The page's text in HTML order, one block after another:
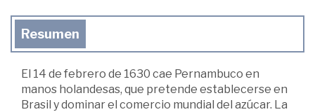
Resumen
El 14 de febrero de 1630 cae Pernambuco en
manos holandesas, que pretende establecerse en
Brasil y dominar el comercio mundial del azúcar. La